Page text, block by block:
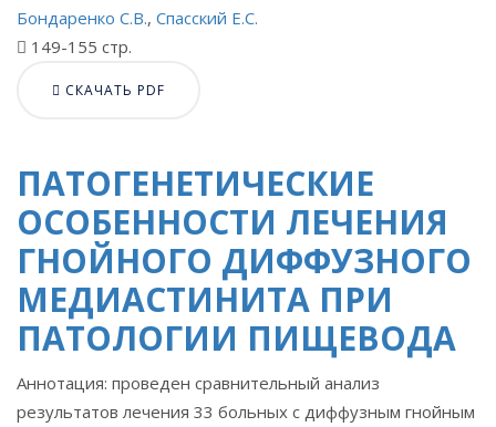
Бондаренко С.В., Спасский Е.С.
149-155 стр.
СКАЧАТЬ PDF
ПАТОГЕНЕТИЧЕСКИЕ
ОСОБЕННОСТИ ЛЕЧЕНИЯ
ГНОЙНОГО ДИФФУЗНОГО
МЕДИАСТИНИТА ПРИ
ПАТОЛОГИИ ПИЩЕВОДА
Аннотация: проведен сравнительный анализ
результатов лечения 33 больных с диффузным гнойным